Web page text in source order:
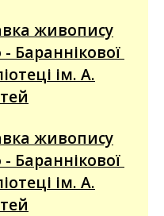
живопису
Бараннікової
ім. А.
живопису
Бараннікової
ім. А.